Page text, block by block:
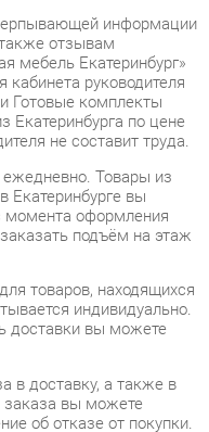
не составит труда.
Товары из
вы
оформления
подъём на этаж
товаров, находящихся
индивидуально.
вы можете
доставку, а также в
об отказе от покупки.
готовые комплекты
Если Вы
бесплатна.